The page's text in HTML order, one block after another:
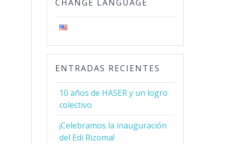
CHANGE LANGUAGE
ENTRADAS RECIENTES
10 años de HASER y un logro
colectivo
¡Celebramos la inauguración
del Edi Rizoma!